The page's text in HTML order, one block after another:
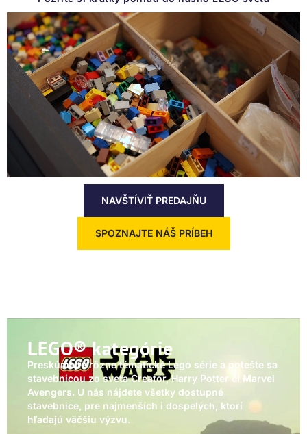
NAVŠTÍVIŤ PREDAJŇU
SPOZNAJTE NÁŠ PRÍBEH
LEGO® kategórie
Preskúmajte rôzne tématické Lego série a potešte sa
stavebnicou zo sveta Creator, Harry Potter či Marvel
Avengers. U nás nájdete všetky dostupné
stavebnice, pre najmenších i dospelých, ktorí
hľadajú väčšiu výzvu.